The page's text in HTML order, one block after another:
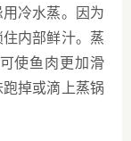
冷水蒸。因为
内部鲜汁。蒸
使鱼肉更加滑
掉或滴上蒸锅